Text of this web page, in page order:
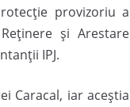
provizoriu a
și Arestare
IPJ.
Caracal, iar aceștia